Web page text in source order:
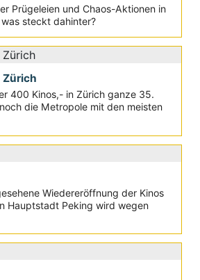
Prügeleien und Chaos-Aktionen in
steckt dahinter?
400 Kinos,- in Zürich ganze 35.
die Metropole mit den meisten
Wiedereröffnung der Kinos
Hauptstadt Peking wird wegen